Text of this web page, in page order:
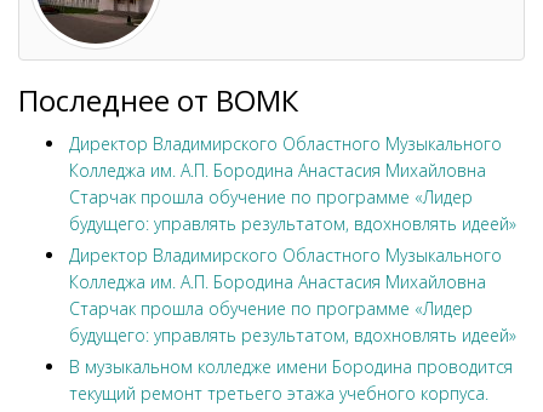
Последнее от ВОМК
Директор Владимирского Областного Музыкального
Колледжа им. А.П. Бородина Анастасия Михайловна
Старчак прошла обучение по программе «Лидер
будущего: управлять результатом, вдохновлять идеей»
Директор Владимирского Областного Музыкального
Колледжа им. А.П. Бородина Анастасия Михайловна
Старчак прошла обучение по программе «Лидер
будущего: управлять результатом, вдохновлять идеей»
В музыкальном колледже имени Бородина проводится
текущий ремонт третьего этажа учебного корпуса.